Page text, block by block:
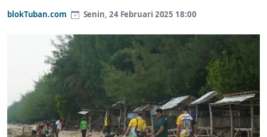
blokTuban.com Senin, 24 Februari 2025 18:00